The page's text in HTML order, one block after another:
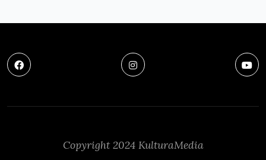
Copyright 2024 KulturaMedia